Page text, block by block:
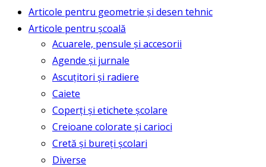
Articole pentru geometrie și desen tehnic
Articole pentru școală
Acuarele, pensule și accesorii
Agende și jurnale
Ascuțitori și radiere
Caiete
Coperți și etichete școlare
Creioane colorate și carioci
Cretă și bureți școlari
Diverse